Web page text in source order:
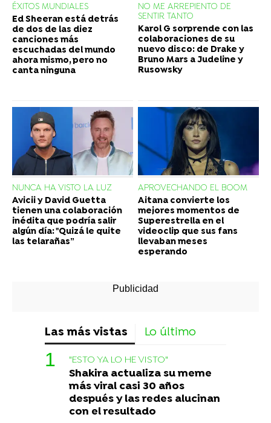
ÉXITOS MUNDIALES
Ed Sheeran está detrás
de dos de las diez
canciones más
escuchadas del mundo
ahora mismo, pero no
canta ninguna
NO ME ARREPIENTO DE
SENTIR TANTO
Karol G sorprende con las
colaboraciones de su
nuevo disco: de Drake y
Bruno Mars a Judeline y
Rusowsky
NUNCA HA VISTO LA LUZ
Avicii y David Guetta
tienen una colaboración
inédita que podría salir
algún día: "Quizá le quite
las telarañas”
APROVECHANDO EL BOOM
Aitana convierte los
mejores momentos de
Superestrella en el
videoclip que sus fans
llevaban meses
esperando
Las más vistas Lo último
"ESTO YA LO HE VISTO"
Shakira actualiza su meme
más viral casi 30 años
después y las redes alucinan
con el resultado